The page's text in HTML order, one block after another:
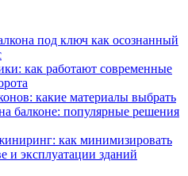
под ключ как осознанный
как работают современные
какие материалы выбрать
балконе: популярные решения
как минимизировать
и эксплуатации зданий